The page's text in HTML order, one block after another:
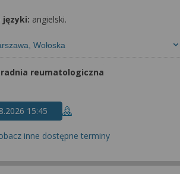
Wołoska
języki: angielski.
reumatologiczna
15:45
inne dostępne terminy